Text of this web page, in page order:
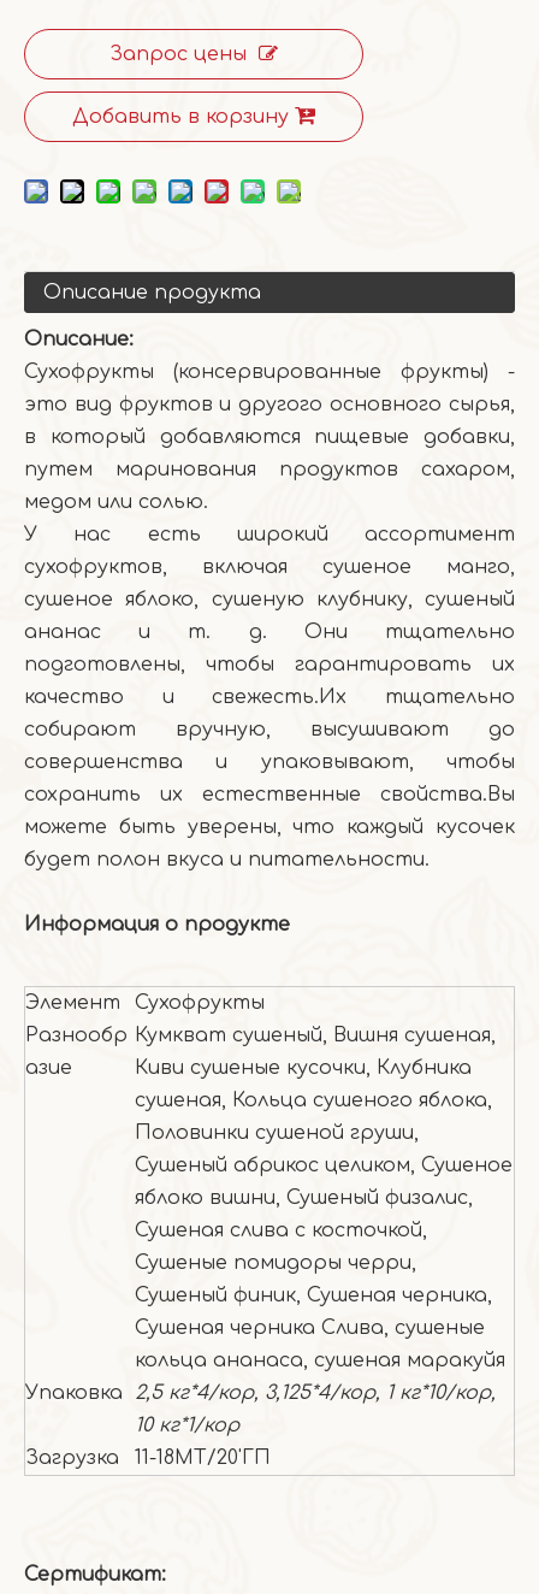
Запрос цены
Добавить в корзину
Описание продукта
Описание:
Сухофрукты (консервированные фрукты) -
это вид фруктов и другого основного сырья,
в который добавляются пищевые добавки,
путем маринования продуктов сахаром,
медом или солью.
У нас есть широкий ассортимент
сухофруктов, включая сушеное манго,
сушеное яблоко, сушеную клубнику, сушеный
ананас и т. д. Они тщательно
подготовлены, чтобы гарантировать их
качество и свежесть.Их тщательно
собирают вручную, высушивают до
совершенства и упаковывают, чтобы
сохранить их естественные свойства.Вы
можете быть уверены, что каждый кусочек
будет полон вкуса и питательности.
Информация о продукте
Элемент
Сухофрукты
Разнообр
азие
Кумкват сушеный, Вишня сушеная,
Киви сушеные кусочки, Клубника
сушеная, Кольца сушеного яблока,
Половинки сушеной груши,
Сушеный абрикос целиком, Сушеное
яблоко вишни, Сушеный физалис,
Сушеная слива с косточкой,
Сушеные помидоры черри,
Сушеный финик, Сушеная черника,
Сушеная черника Слива, сушеные
кольца ананаса, сушеная маракуйя
Упаковка
2,5 кг*4/кор, 3,125*4/кор, 1 кг*10/кор,
10 кг*1/кор
Загрузка
11-18МТ/20'ГП
Сертификат: